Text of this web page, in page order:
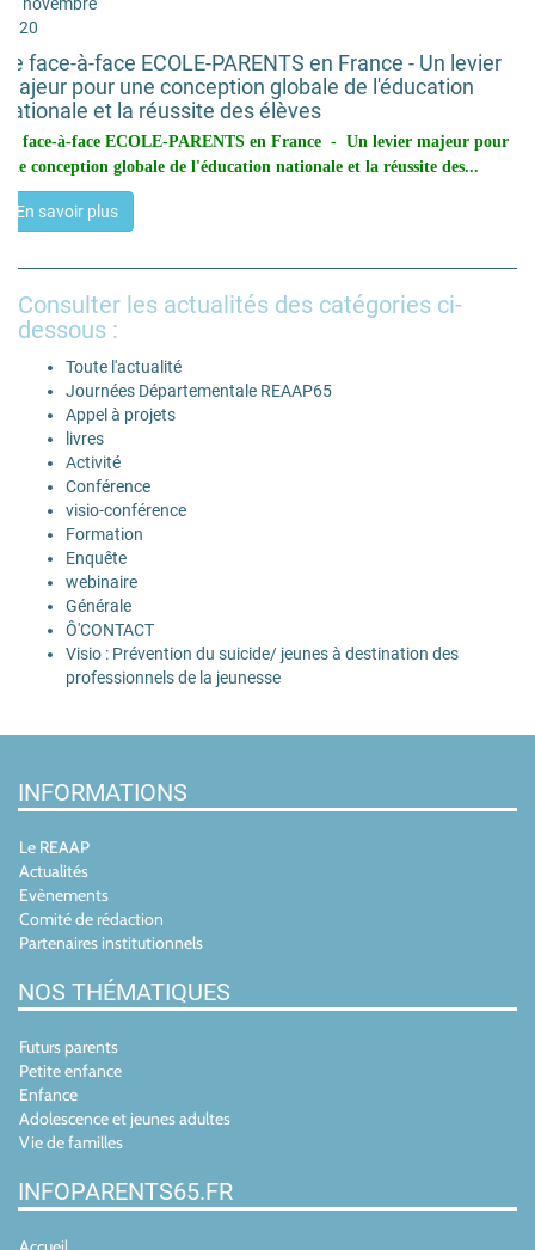
2020
Le face-à-face ECOLE-PARENTS en France - Un levier
majeur pour une conception globale de l'éducation
nationale et la réussite des élèves
Le face-à-face ECOLE-PARENTS en France - Un levier majeur pour
une conception globale de l'éducation nationale et la réussite des...
En savoir plus
Consulter les actualités des catégories ci-
dessous :
Toute l'actualité
Journées Départementale REAAP65
Appel à projets
livres
Activité
Conférence
visio-conférence
Formation
Enquête
webinaire
Générale
Ô'CONTACT
Visio : Prévention du suicide/ jeunes à destination des
professionnels de la jeunesse
INFORMATIONS
Le REAAP
Actualités
Evènements
Comité de rédaction
Partenaires institutionnels
NOS THÉMATIQUES
Futurs parents
Petite enfance
Enfance
Adolescence et jeunes adultes
Vie de familles
INFOPARENTS65.FR